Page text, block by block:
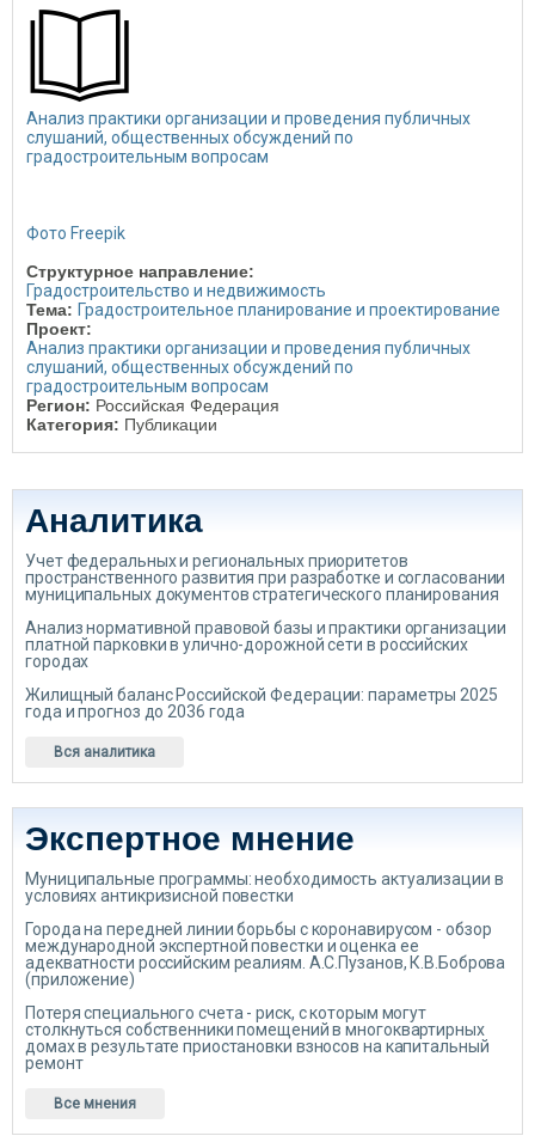
Анализ практики организации и проведения публичных
слушаний, общественных обсуждений по
градостроительным вопросам
Фото Freepik
Структурное направление:
Градостроительство и недвижимость
Тема: Градостроительное планирование и проектирование
Проект:
Анализ практики организации и проведения публичных
слушаний, общественных обсуждений по
градостроительным вопросам
Регион: Российская Федерация
Категория: Публикации
Аналитика
Учет федеральных и региональных приоритетов
пространственного развития при разработке и согласовании
муниципальных документов стратегического планирования
Анализ нормативной правовой базы и практики организации
платной парковки в улично-дорожной сети в российских
городах
Жилищный баланс Российской Федерации: параметры 2025
года и прогноз до 2036 года
Вся аналитика
Экспертное мнение
Муниципальные программы: необходимость актуализации в
условиях антикризисной повестки
Города на передней линии борьбы с коронавирусом - обзор
международной экспертной повестки и оценка ее
адекватности российским реалиям. А.С.Пузанов, К.В.Боброва
(приложение)
Потеря специального счета - риск, с которым могут
столкнуться собственники помещений в многоквартирных
домах в результате приостановки взносов на капитальный
ремонт
Все мнения